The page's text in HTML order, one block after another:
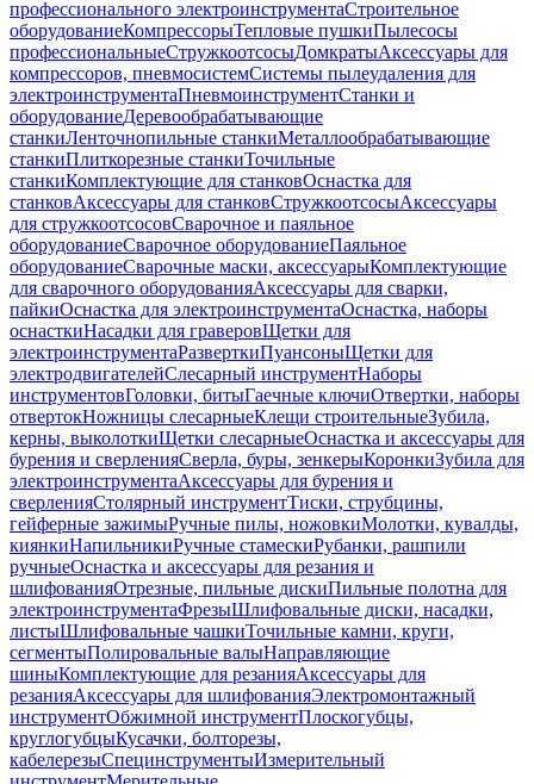
профессионального электроинструментаСтроительное
оборудованиеКомпрессорыТепловые пушкиПылесосы
профессиональныеСтружкоотсосыДомкратыАксессуары для
компрессоров, пневмосистемСистемы пылеудаления для
электроинструментаПневмоинструментСтанки и
оборудованиеДеревообрабатывающие
станкиЛенточнопильные станкиМеталлообрабатывающие
станкиПлиткорезные станкиТочильные
станкиКомплектующие для станковОснастка для
станковАксессуары для станковСтружкоотсосыАксессуары
для стружкоотсосовСварочное и паяльное
оборудованиеСварочное оборудованиеПаяльное
оборудованиеСварочные маски, аксессуарыКомплектующие
для сварочного оборудованияАксессуары для сварки,
пайкиОснастка для электроинструментаОснастка, наборы
оснасткиНасадки для граверовЩетки для
электроинструментаРазверткиПуансоныЩетки для
электродвигателейСлесарный инструментНаборы
инструментовГоловки, битыГаечные ключиОтвертки, наборы
отвертокНожницы слесарныеКлещи строительныеЗубила,
керны, выколоткиЩетки слесарныеОснастка и аксессуары для
бурения и сверленияСверла, буры, зенкерыКоронкиЗубила для
электроинструментаАксессуары для бурения и
сверленияСтолярный инструментТиски, струбцины,
гейферные зажимыРучные пилы, ножовкиМолотки, кувалды,
киянкиНапильникиРучные стамескиРубанки, рашпили
ручныеОснастка и аксессуары для резания и
шлифованияОтрезные, пильные дискиПильные полотна для
электроинструментаФрезыШлифовальные диски, насадки,
листыШлифовальные чашкиТочильные камни, круги,
сегментыПолировальные валыНаправляющие
шиныКомплектующие для резанияАксессуары для
резанияАксессуары для шлифованияЭлектромонтажный
инструментОбжимной инструментПлоскогубцы,
круглогубцыКусачки, болторезы,
кабелерезыСпецинструментыИзмерительный